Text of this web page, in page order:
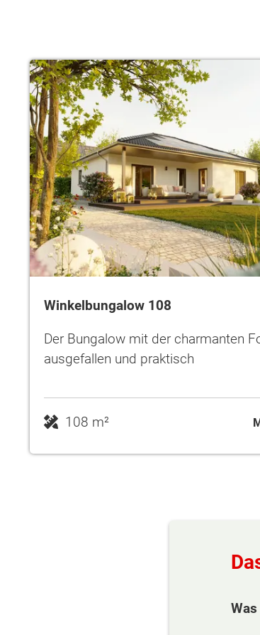
Winkelbungalow 108
Der Bungalow mit der charmanten
ausgefallen und praktisch
108 m²